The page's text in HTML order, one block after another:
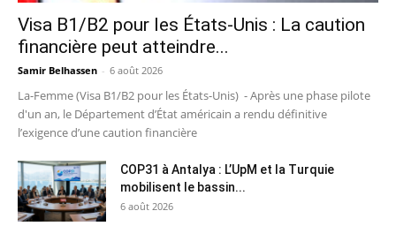
Visa B1/B2 pour les États-Unis : La caution
financière peut atteindre...
Samir Belhassen - 6 août 2026
La-Femme (Visa B1/B2 pour les États-Unis) - Après une phase pilote
d'un an, le Département d’État américain a rendu définitive
l’exigence d’une caution financière
COP31 à Antalya : L’UpM et la Turquie
mobilisent le bassin...
6 août 2026